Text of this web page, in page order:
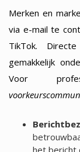
Merken en
via e-mail te
TikTok.
gemakkelijk
Voor
het bericht